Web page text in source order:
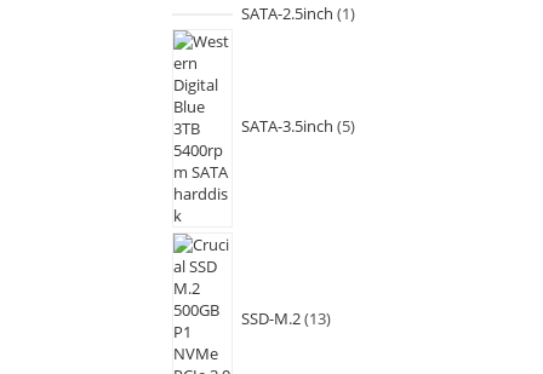
SATA-2.5inch 1
SATA-3.5inch 5
SSD-M.2 13